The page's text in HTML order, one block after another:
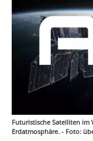
Futuristische Satelliten
Erdatmosphäre. - Foto: